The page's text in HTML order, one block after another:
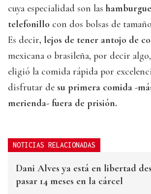
cuya especialidad son las
telefonillo con dos bolsas de
Es decir, lejos de tener antojo de
mexicana o brasileña, por decir
eligió la comida rápida por
disfrutar de su primera comida -
merienda- fuera de prisión.
NOTICIAS RELACIONADAS
Dani Alves ya está en libertad
pasar 14 meses en la cárcel